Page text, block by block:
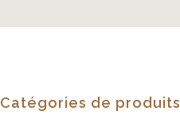
Catégories de produits